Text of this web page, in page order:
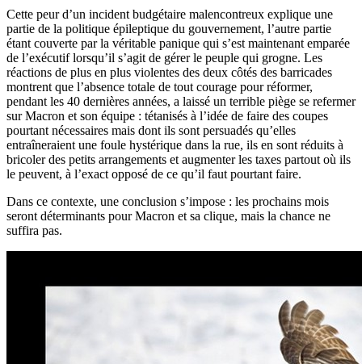
Cette peur d’un incident budgétaire malencontreux explique une
partie de la politique épileptique du gouvernement, l’autre partie
étant couverte par la véritable panique qui s’est maintenant emparée
de l’exécutif lorsqu’il s’agit de gérer le peuple qui grogne. Les
réactions de plus en plus violentes des deux côtés des barricades
montrent que l’absence totale de tout courage pour réformer,
pendant les 40 dernières années, a laissé un terrible piège se refermer
sur Macron et son équipe : tétanisés à l’idée de faire des coupes
pourtant nécessaires mais dont ils sont persuadés qu’elles
entraîneraient une foule hystérique dans la rue, ils en sont réduits à
bricoler des petits arrangements et augmenter les taxes partout où ils
le peuvent, à l’exact opposé de ce qu’il faut pourtant faire.
Dans ce contexte, une conclusion s’impose : les prochains mois
seront déterminants pour Macron et sa clique, mais la chance ne
suffira pas.